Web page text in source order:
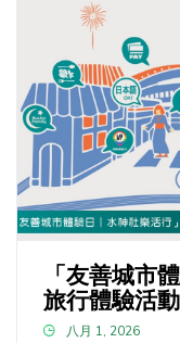
「友善城市
旅行體驗活
八月 1, 2026